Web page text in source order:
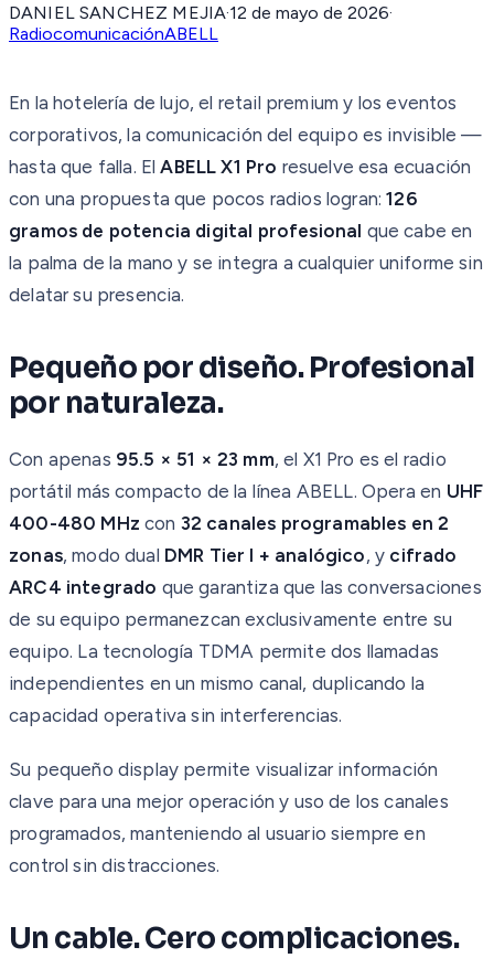
DANIEL SANCHEZ MEJIA·12 de mayo de 2026·
RadiocomunicaciónABELL
En la hotelería de lujo, el retail premium y los eventos
corporativos, la comunicación del equipo es invisible —
hasta que falla. ElABELL X1 Pro resuelve esa ecuación
con una propuesta que pocos radios logran:126
gramos de potencia digital profesional que cabe en
la palma de la mano y se integra a cualquier uniforme sin
delatar su presencia.
Pequeño por diseño. Profesional
por naturaleza.
Con apenas 95.5 × 51 × 23 mm, el X1 Pro es el radio
portátil más compacto de la línea ABELL. Opera en UHF
400-480 MHz con 32 canales programables en 2
zonas, modo dual DMR Tier I + analógico, y cifrado
ARC4 integrado que garantiza que las conversaciones
de su equipo permanezcan exclusivamente entre su
equipo. La tecnología TDMA permite dos llamadas
independientes en un mismo canal, duplicando la
capacidad operativa sin interferencias.
Su pequeño display permite visualizar información
clave para una mejor operación y uso de los canales
programados, manteniendo al usuario siempre en
control sin distracciones.
Un cable. Cero complicaciones.